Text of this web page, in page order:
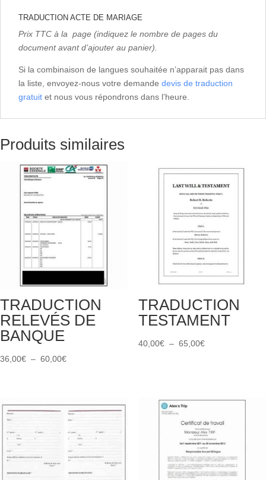
TRADUCTION ACTE DE MARIAGE
Prix TTC à la page (indiquez le nombre de pages du
document avant d’ajouter au panier).
Si la combinaison de langues souhaitée n’apparait pas dans
la liste, envoyez-nous votre demande devis de traduction
gratuit et nous vous répondrons dans l’heure.
Produits similaires
TRADUCTION
RELEVÉS DE
BANQUE
36,00€ – 60,00€Plage
36,00€
à
60,00€
TRADUCTION
TESTAMENT
40,00€ – 65,00€Plage
65,00€